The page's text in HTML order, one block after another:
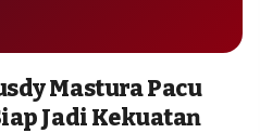
Mastura Pacu
Jadi Kekuatan